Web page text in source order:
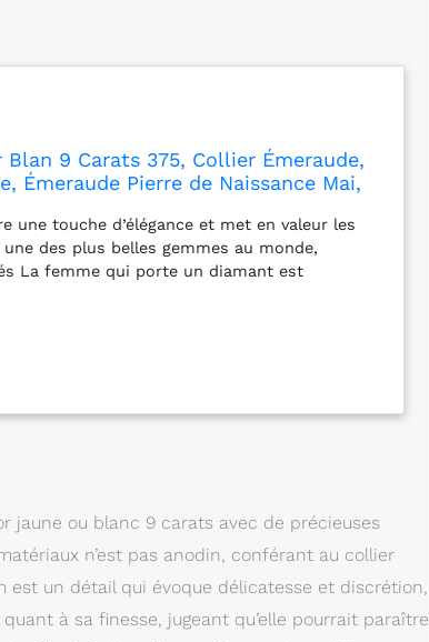
Blan 9 Carats 375, Collier Émeraude,
Émeraude Pierre de Naissance Mai,
une touche d’élégance et met en valeur les
une des plus belles gemmes au monde,
La femme qui porte un diamant est
écrin bleu Chaque bijou Miore est livré avec
jaune ou blanc 9 carats avec de précieuses
n’est pas anodin, conférant au collier
est un détail qui évoque délicatesse et discrétion,
à sa finesse, jugeant qu’elle pourrait paraître